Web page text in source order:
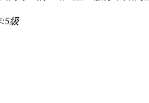
内专业的一站式企业服务平台,